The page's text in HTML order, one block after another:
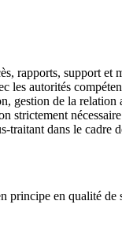
rapports, support et
les autorités
de la relation
strictement
traitant dans le cadre
principe en qualité de